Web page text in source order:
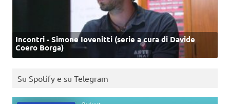
Incontri - Simone Iovenitti (serie a cura di Davide
Coero Borga)
Su Spotify e su Telegram